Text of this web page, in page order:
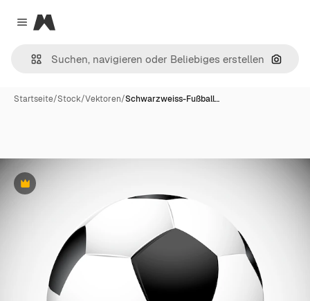
Close menu
Magnific
Nach
Startseite/Stock/Vektoren/Schwarzweiss-Fußball…
Premium